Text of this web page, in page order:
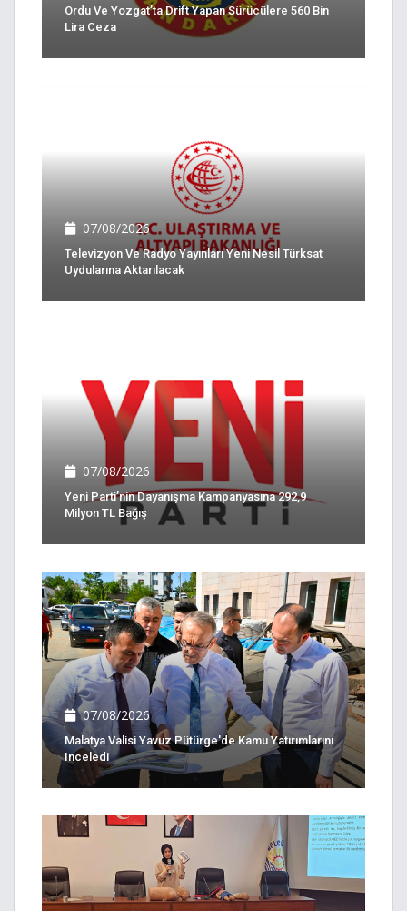
Ordu Ve Yozgat’ta Drift Yapan Sürücülere 560 Bin
Lira Ceza
07/08/2026
Televizyon Ve Radyo Yayınları Yeni Nesil Türksat
Uydularına Aktarılacak
07/08/2026
Yeni Parti’nin Dayanışma Kampanyasına 292,9
Milyon TL Bağış
07/08/2026
Malatya Valisi Yavuz Pütürge'de Kamu Yatırımlarını
Inceledi